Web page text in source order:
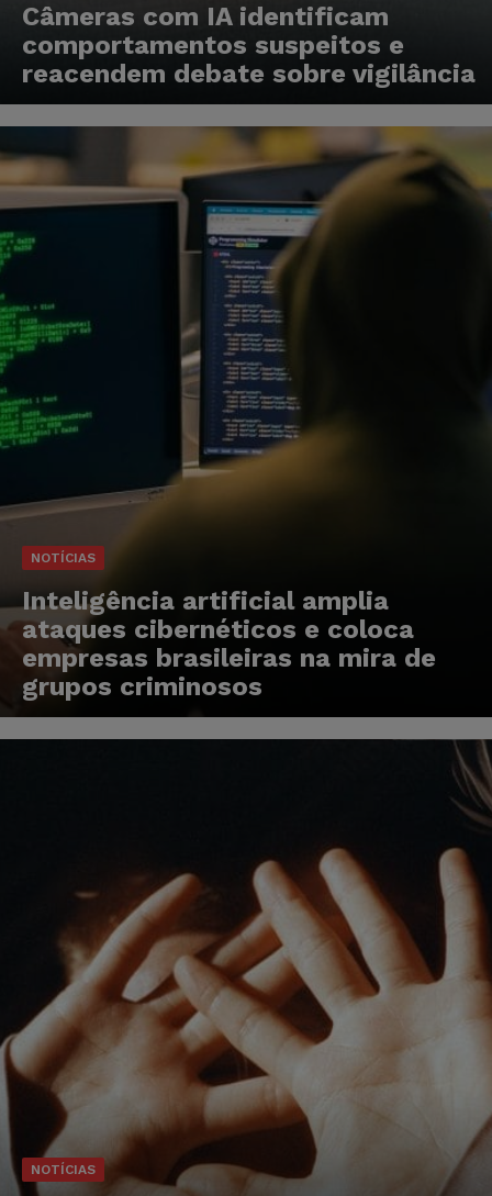
Câmeras com IA identificam
comportamentos suspeitos e
reacendem debate sobre vigilância
NOTÍCIAS
Inteligência artificial amplia
ataques cibernéticos e coloca
empresas brasileiras na mira de
grupos criminosos
NOTÍCIAS